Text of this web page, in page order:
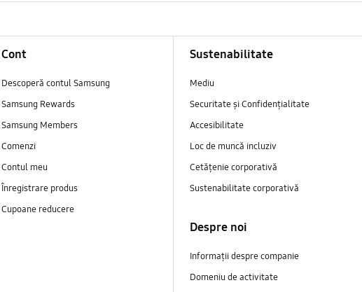
Cont
Descoperă contul Samsung
Samsung Rewards
Samsung Members
Comenzi
Contul meu
Înregistrare produs
Cupoane reducere
Sustenabilitate
Mediu
Securitate și Confidențialitate
Accesibilitate
Loc de muncă incluziv
Cetățenie corporativă
Sustenabilitate corporativă
Despre noi
Informații despre companie
Domeniu de activitate